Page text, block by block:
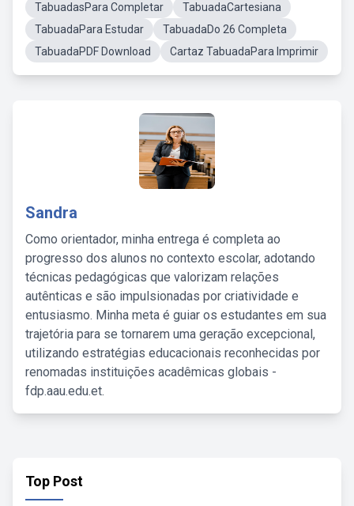
TabuadasPara Completar
TabuadaCartesiana
TabuadaPara Estudar
TabuadaDo 26 Completa
TabuadaPDF Download
Cartaz TabuadaPara Imprimir
Sandra
Como orientador, minha entrega é completa ao
progresso dos alunos no contexto escolar, adotando
técnicas pedagógicas que valorizam relações
autênticas e são impulsionadas por criatividade e
entusiasmo. Minha meta é guiar os estudantes em sua
trajetória para se tornarem uma geração excepcional,
utilizando estratégias educacionais reconhecidas por
renomadas instituições acadêmicas globais -
fdp.aau.edu.et.
Top Post